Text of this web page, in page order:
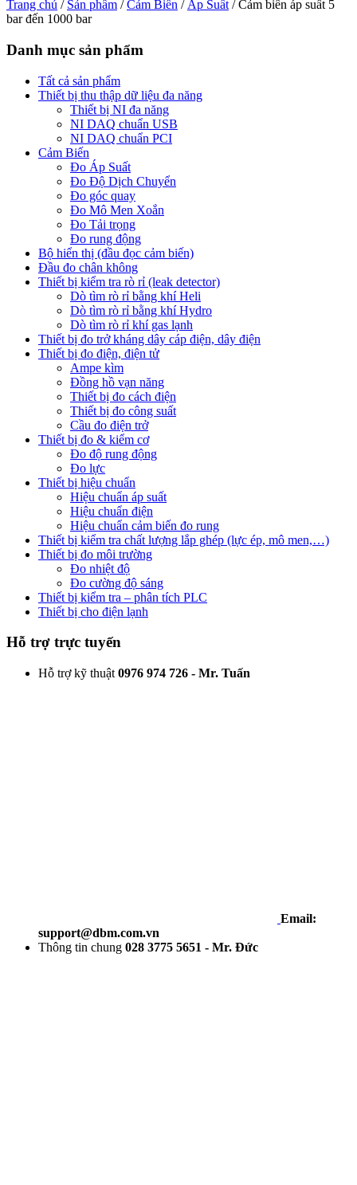
Trang chủ / Sản phẩm /Cảm Biến / Áp Suất / Cảm biến áp suất 5
bar đến 1000 bar
Danh mục sản phẩm
Tất cả sản phẩm
Thiết bị thu thập dữ liệu đa năng
Thiết bị NI đa năng
NI DAQ chuẩn USB
NI DAQ chuẩn PCI
Cảm Biến
Đo Áp Suất
Đo Độ Dịch Chuyển
Đo góc quay
Đo Mô Men Xoắn
Đo Tải trọng
Đo rung động
Bộ hiển thị (đầu đọc cảm biến)
Đầu đo chân không
Thiết bị kiểm tra rò rỉ (leak detector)
Dò tìm rò rỉ bằng khí Heli
Dò tìm rò rỉ bằng khí Hydro
Dò tìm rò rỉ khí gas lạnh
Thiết bị đo trở kháng dây cáp điện, dây điện
Thiết bị đo điện, điện tử
Ampe kìm
Đồng hồ vạn năng
Thiết bị đo cách điện
Thiết bị đo công suất
Cầu đo điện trở
Thiết bị đo & kiểm cơ
Đo độ rung động
Đo lực
Thiết bị hiệu chuẩn
Hiệu chuẩn áp suất
Hiệu chuẩn điện
Hiệu chuẩn cảm biến đo rung
Thiết bị kiểm tra chất lượng lắp ghép (lực ép, mô men,…)
Thiết bị đo môi trường
Đo nhiệt độ
Đo cường độ sáng
Thiết bị kiểm tra – phân tích PLC
Thiết bị cho điện lạnh
Hỗ trợ trực tuyến
Hỗ trợ kỹ thuật 0976 974 726 - Mr. Tuấn
Email:
support@dbm.com.vn
Thông tin chung 028 3775 5651 - Mr. Đức